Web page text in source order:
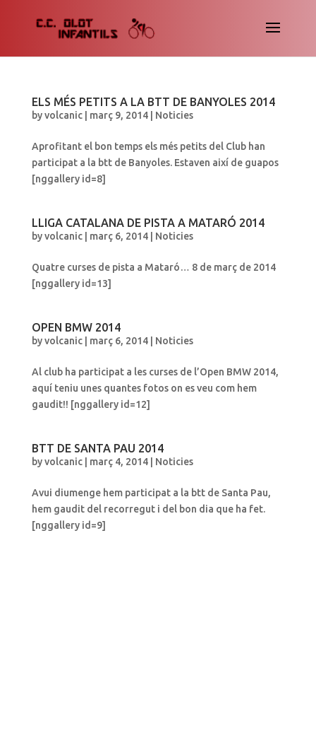
ELS MÉS PETITS A LA BTT DE BANYOLES 2014
byvolcanic| març 9, 2014| Noticies
Aprofitant el bon temps els més petits del Club han
participat a la btt de Banyoles. Estaven així de guapos
[nggallery id=8]
LLIGA CATALANA DE PISTA A MATARÓ 2014
byvolcanic| març 6, 2014| Noticies
Quatre curses de pista a Mataró… 8 de març de 2014
[nggallery id=13]
OPEN BMW 2014
byvolcanic| març 6, 2014| Noticies
Al club ha participat a les curses de l’Open BMW 2014,
aquí teniu unes quantes fotos on es veu com hem
gaudit!! [nggallery id=12]
BTT DE SANTA PAU 2014
byvolcanic| març 4, 2014| Noticies
Avui diumenge hem participat a la btt de Santa Pau,
hem gaudit del recorregut i del bon dia que ha fet.
[nggallery id=9]